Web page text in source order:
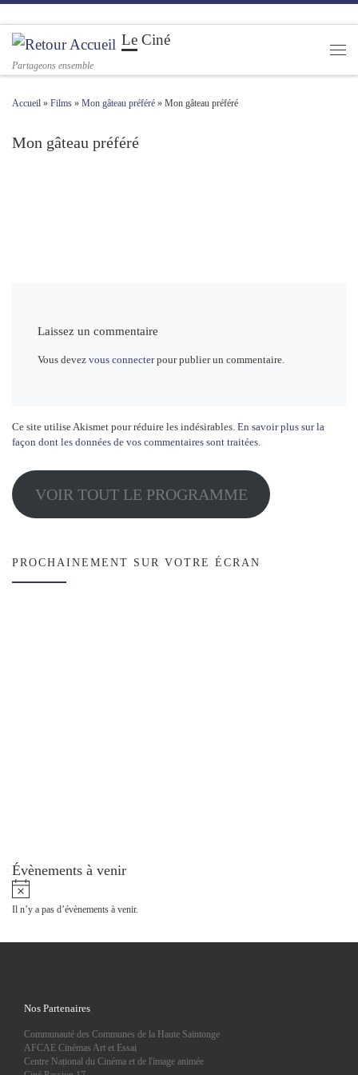
Passer au contenu
Le Ciné
Partageons ensemble
Accueil » Films » Mon gâteau préféré » Mon gâteau préféré
Mon gâteau préféré
Laissez un commentaire
Vous devezvous connecterpour publier un commentaire.
Ce site utilise Akismet pour réduire les indésirables. En savoir plus sur la
façon dont les données de vos commentaires sont traitées
VOIR TOUT LE PROGRAMME
PROCHAINEMENT SUR VOTRE ÉCRAN
Évènements à venir
o
t
c
Il n’y a pas d’évènements à venir.
Nos Partenaires
Communauté des Communes de la Haute Saintonge
AFCAE Cinémas Art et Essai
Centre Național du Cinéma et de l'image animée